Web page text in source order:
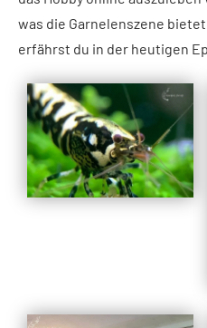
was die Garnelenszene
erfährst du in der heutigen